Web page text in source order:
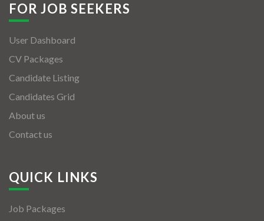
FOR JOB SEEKERS
User Dashboard
CV Packages
Candidate Listing
Candidates Grid
About us
Contact us
QUICK LINKS
Job Packages